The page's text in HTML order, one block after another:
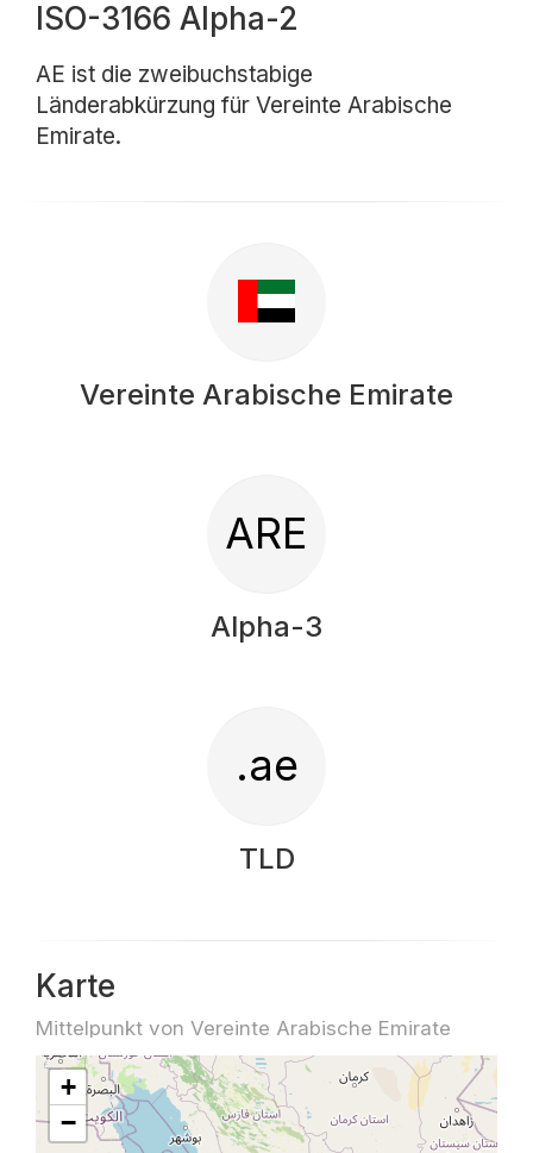
ISO-3166 Alpha-2
AE ist die zweibuchstabige
Länderabkürzung für Vereinte Arabische
Emirate.
Vereinte Arabische Emirate
ARE
Alpha-3
.ae
TLD
Karte
Mittelpunkt von Vereinte Arabische Emirate
+
−